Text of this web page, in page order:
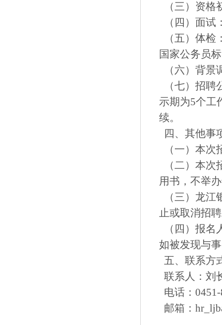
（三）资格
（四）面试
（五）体检
国家公务员
（六）背景
（七）招聘
示期为5个工
续。
四、其他事
（一）本次
（二）本次
用书，不举
（三）龙江
止或取消招
（四）报名
如被发现与
五、联系方
联系人：刘
电话：
邮箱：